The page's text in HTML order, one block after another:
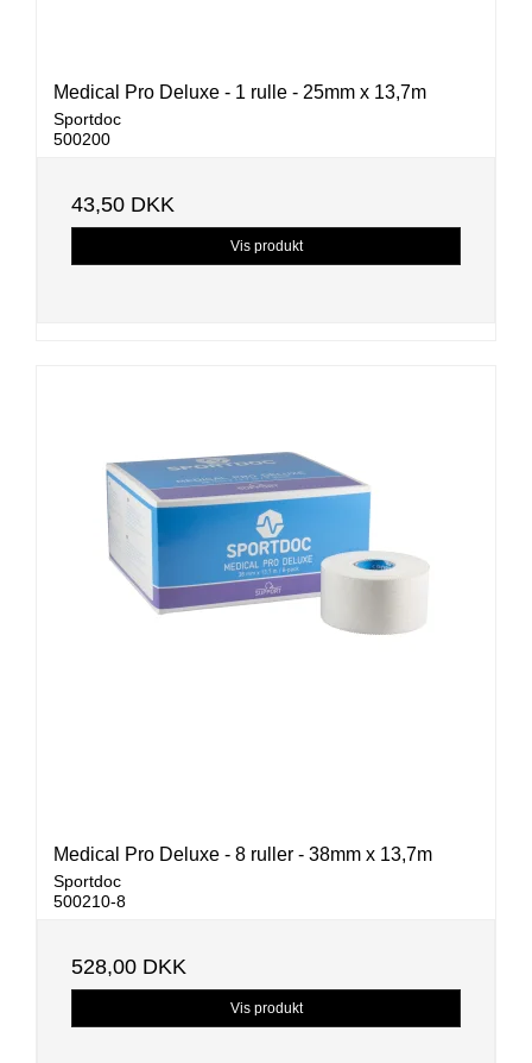
Medical Pro Deluxe - 1 rulle - 25mm x 13,7m
Sportdoc
500200
43,50 DKK
Vis produkt
Medical Pro Deluxe - 8 ruller - 38mm x 13,7m
Sportdoc
500210-8
528,00 DKK
Vis produkt